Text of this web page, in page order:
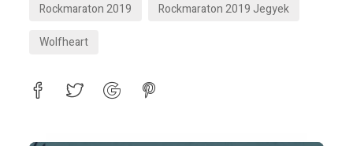
Rockmaraton 2019
Rockmaraton 2019 Jegyek
Wolfheart